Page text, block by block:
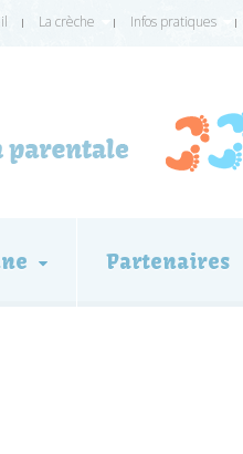
La crèche Infos pratiques
Partenaires